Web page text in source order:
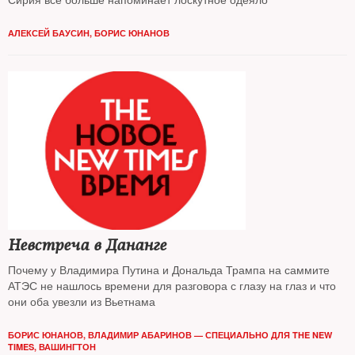
АЛЕКСЕЙ БАУСИН, БОРИС ЮНАНОВ
Невстреча в Дананге
Почему у Владимира Путина и Дональда Трампа на саммите
АТЭС не нашлось времени для разговора с глазу на глаз и что
они оба увезли из Вьетнама
БОРИС ЮНАНОВ, ВЛАДИМИР АБАРИНОВ — СПЕЦИАЛЬНО ДЛЯ THE NEW
TIMES, ВАШИНГТОН